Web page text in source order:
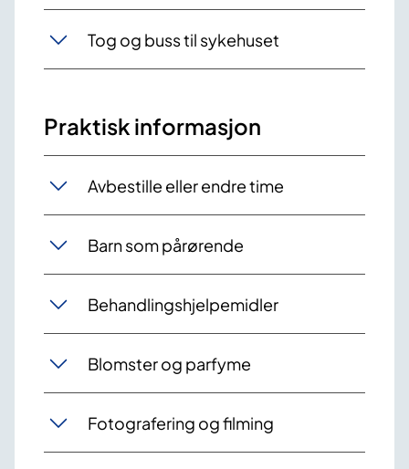
Tog og buss til sykehuset
Praktisk informasjon
Avbestille eller endre time
Barn som pårørende
Behandlingshjelpemidler
Blomster og parfyme
Fotografering og filming